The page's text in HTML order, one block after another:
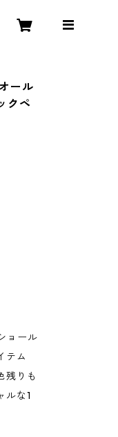
ール
クペ
ョール
テム
残りも
ルな1